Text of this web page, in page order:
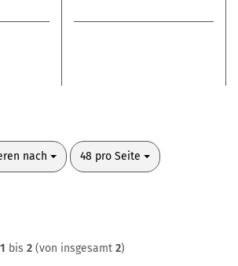
nach
nach 48 pro Seite
pro Seite
1 bis 2(von insgesamt 2)